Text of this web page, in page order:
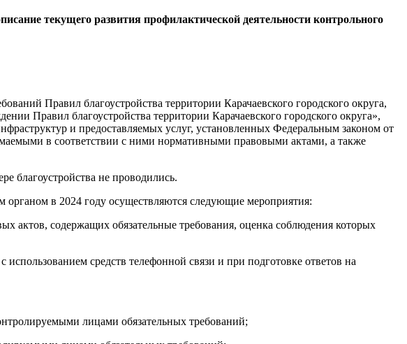
текущего развития профилактической деятельности контрольного
Правил благоустройства территории Карачаевского городского округа,
Правил благоустройства территории Карачаевского городского округа»,
и предоставляемых услуг, установленных Федеральным законом от
в соответствии с ними нормативными правовыми актами, а также
благоустройства не проводились.
в 2024 году осуществляются следующие мероприятия:
актов, содержащих обязательные требования, оценка соблюдения которых
средств телефонной связи и при подготовке ответов на
лицами обязательных требований;
Администрация